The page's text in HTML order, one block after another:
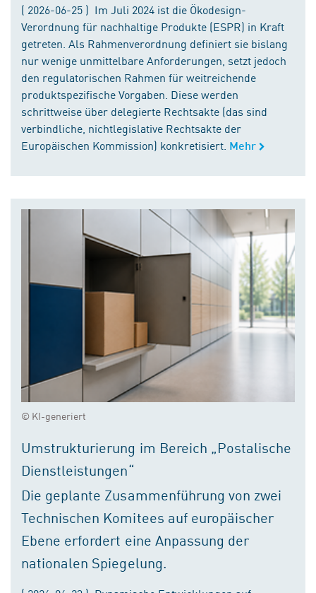
( 2026-06-25 ) Im Juli 2024 ist die Ökodesign-
Verordnung für nachhaltige Produkte (ESPR) in Kraft
getreten. Als Rahmenverordnung definiert sie bislang
nur wenige unmittelbare Anforderungen, setzt jedoch
den regulatorischen Rahmen für weitreichende
produktspezifische Vorgaben. Diese werden
schrittweise über delegierte Rechtsakte (das sind
verbindliche, nichtlegislative Rechtsakte der
Europäischen Kommission) konkretisiert. Mehr
© KI-generiert
Umstrukturierung im Bereich „Postalische
Dienstleistungen“
Die geplante Zusammenführung von zwei
Technischen Komitees auf europäischer
Ebene erfordert eine Anpassung der
nationalen Spiegelung.